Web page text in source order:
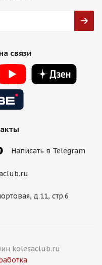
связи
Написать в Telegram
д.11, стр.6
kolesaclub.ru